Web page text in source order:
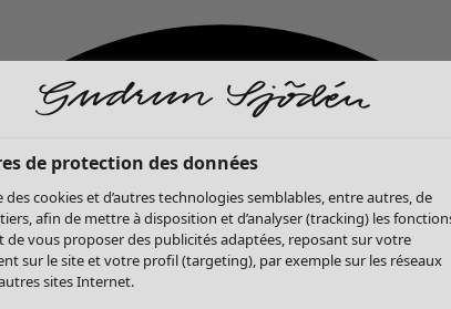
de protection des données
des cookies et d’autres technologies semblables, entre autres, de
afin de mettre à disposition et d’analyser (tracking) les
de vous proposer des publicités adaptées, reposant sur votre
sur le site et votre profil (targeting), par exemple sur les réseaux
sites Internet.